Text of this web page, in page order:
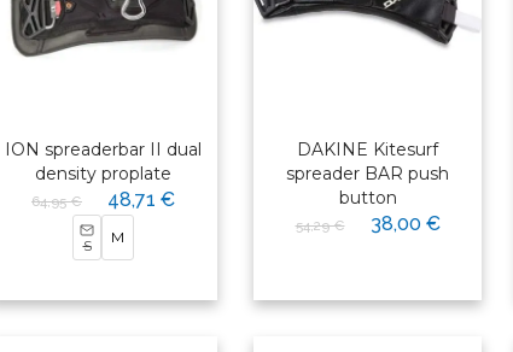
ION spreaderbar II dual
density proplate
64,95 € 48,71 €
S M
DAKINE Kitesurf
spreader BAR push
button
54,29 € 38,00 €